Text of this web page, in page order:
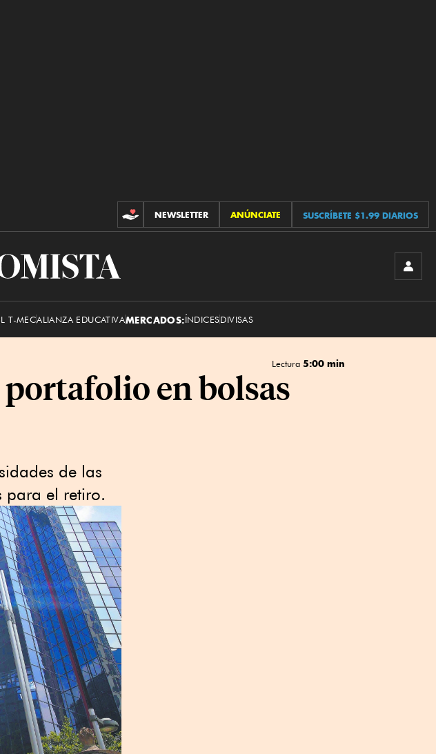
CONTRIBUCIONES
NEWSLETTER ANÚNCIATE SUSCRÍBETE $1.99 DIARIOS
T-MECALIANZA EDUCATIVAMERCADOS:ÍNDICESDIVISAS
Lectura 5:00 min
en bolsas
de las
para el retiro.